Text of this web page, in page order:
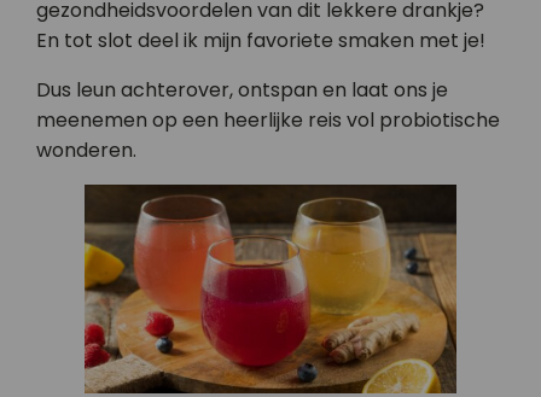
gezondheidsvoordelen van dit lekkere drankje?
En tot slot deel ik mijn favoriete smaken met je!
Dus leun achterover, ontspan en laat ons je
meenemen op een heerlijke reis vol probiotische
wonderen.